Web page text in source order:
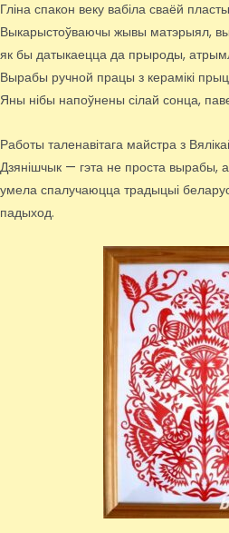
Гліна спакон веку вабіла сваёй
Выкарыстоўваючы жывы матэрыял,
як бы датыкаецца да прыроды,
Вырабы ручной працы з керамікі
Яны нібы напоўнены сілай сонца,
Работы таленавітага майстра з
Дзянішчык — гэта не проста вырабы,
умела спалучаюцца традыцыі
падыход.